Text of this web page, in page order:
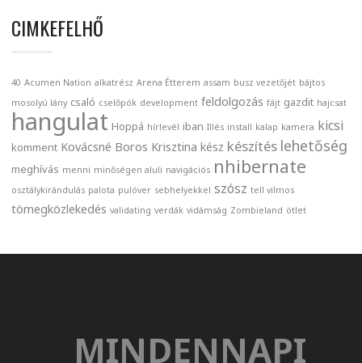
CIMKEFELHŐ
40 Acumen Nation alkatrész Arena Étterem assam busz vezetőjét bájtos
mosolyú lány csaló cselőpók development feldolgozás fájt gazdit hajcsat
hangulat Hoppá hírlevél iban Illés install kalap kamera kicsi
komment Kovácsné Boros Krisztina kész készítés lehetőség
meghívás menni minőségen aluli navigációs nhibernate
osztálykirándulás palota pulóver sebhelyekkel szósz tell vilmos
tömegközlekedés validating verdák vidámság Zombieland ötlet
MINDENNAPI